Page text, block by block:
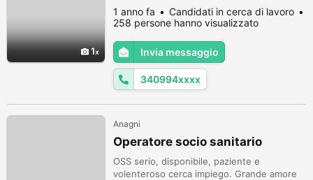
1
Banconista Barista Addetto security
Portiere Tuttofare Anche lavori brevi Mio
contatto 3409941200 watsapp o chiamata
1 anno fa
Candidati in cerca di lavoro
258 persone hanno visualizzato
Invia messaggio
340994xxxx
Anagni
Operatore socio sanitario
OSS serio, disponibile, paziente e
volenteroso cerca impiego. Grande amore